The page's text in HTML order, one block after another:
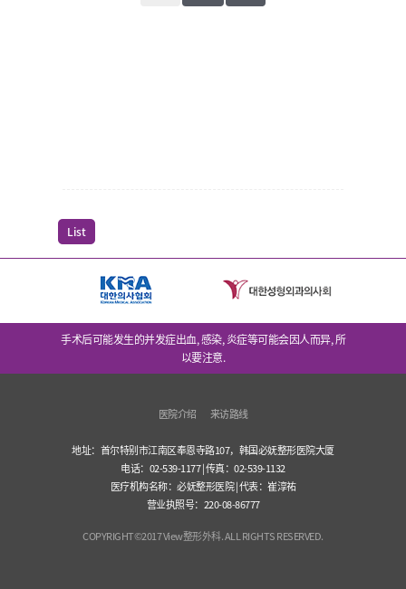
List
手术后可能发生的并发症出血, 感染, 炎症等可能会因人而异, 所
以要注意.
医院介绍 来访路线
地址：首尔特别市江南区奉恩寺路107，韩国必妩整形医院大厦
电话：02-539-1177 | 传真：02-539-1132
医疗机构名称：必妩整形医院 | 代表：崔淳祐
营业执照号：220-08-86777
COPYRIGHT©2017 View整形外科. ALL RIGHTS RESERVED.